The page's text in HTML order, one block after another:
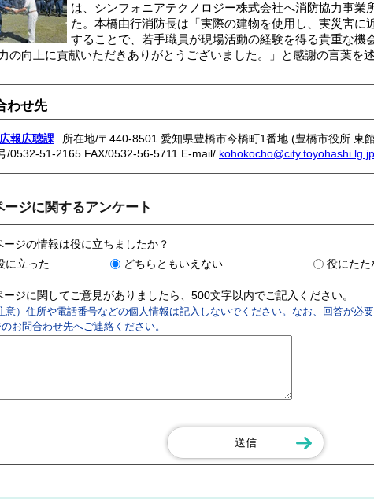
は、シンフォニアテクノロジー株式会社へ消防協力事業
た。本橋由行消防長は「実際の建物を使用し、実災害に
することで、若手職員が現場活動の経験を得る貴重な機
の向上に貢献いただきありがとうございました。」と感謝の言葉を述
わせ先
広報広聴課
所在地/〒440-8501 愛知県豊橋市今橋町1番地 (豊橋市役所 東
/0532-51-2165 FAX/0532-56-5711 E-mail/ kohokocho@city.toyohashi.lg.jp
ージに関するアンケート
ージの情報は役に立ちましたか？
に立った
どちらともいえない 役にたた
ージに関してご意見がありましたら、500文字以内でご記入ください。
意）住所や電話番号などの個人情報は記入しないでください。なお、回答が必
お問合わせ先へご連絡ください。